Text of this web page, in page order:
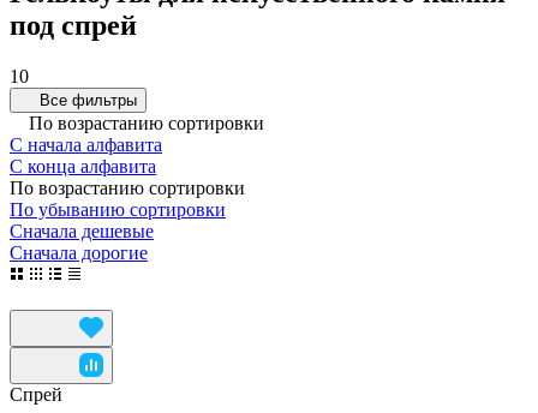
под спрей
10
Все фильтры
По возрастанию сортировки
С начала алфавита
С конца алфавита
По возрастанию сортировки
По убыванию сортировки
Сначала дешевые
Сначала дорогие
Спрей